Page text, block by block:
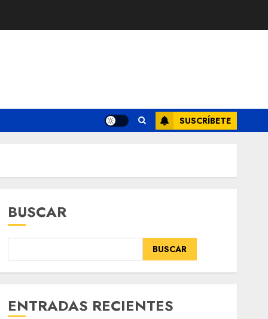
SUSCRÍBETE
BUSCAR
BUSCAR
ENTRADAS RECIENTES